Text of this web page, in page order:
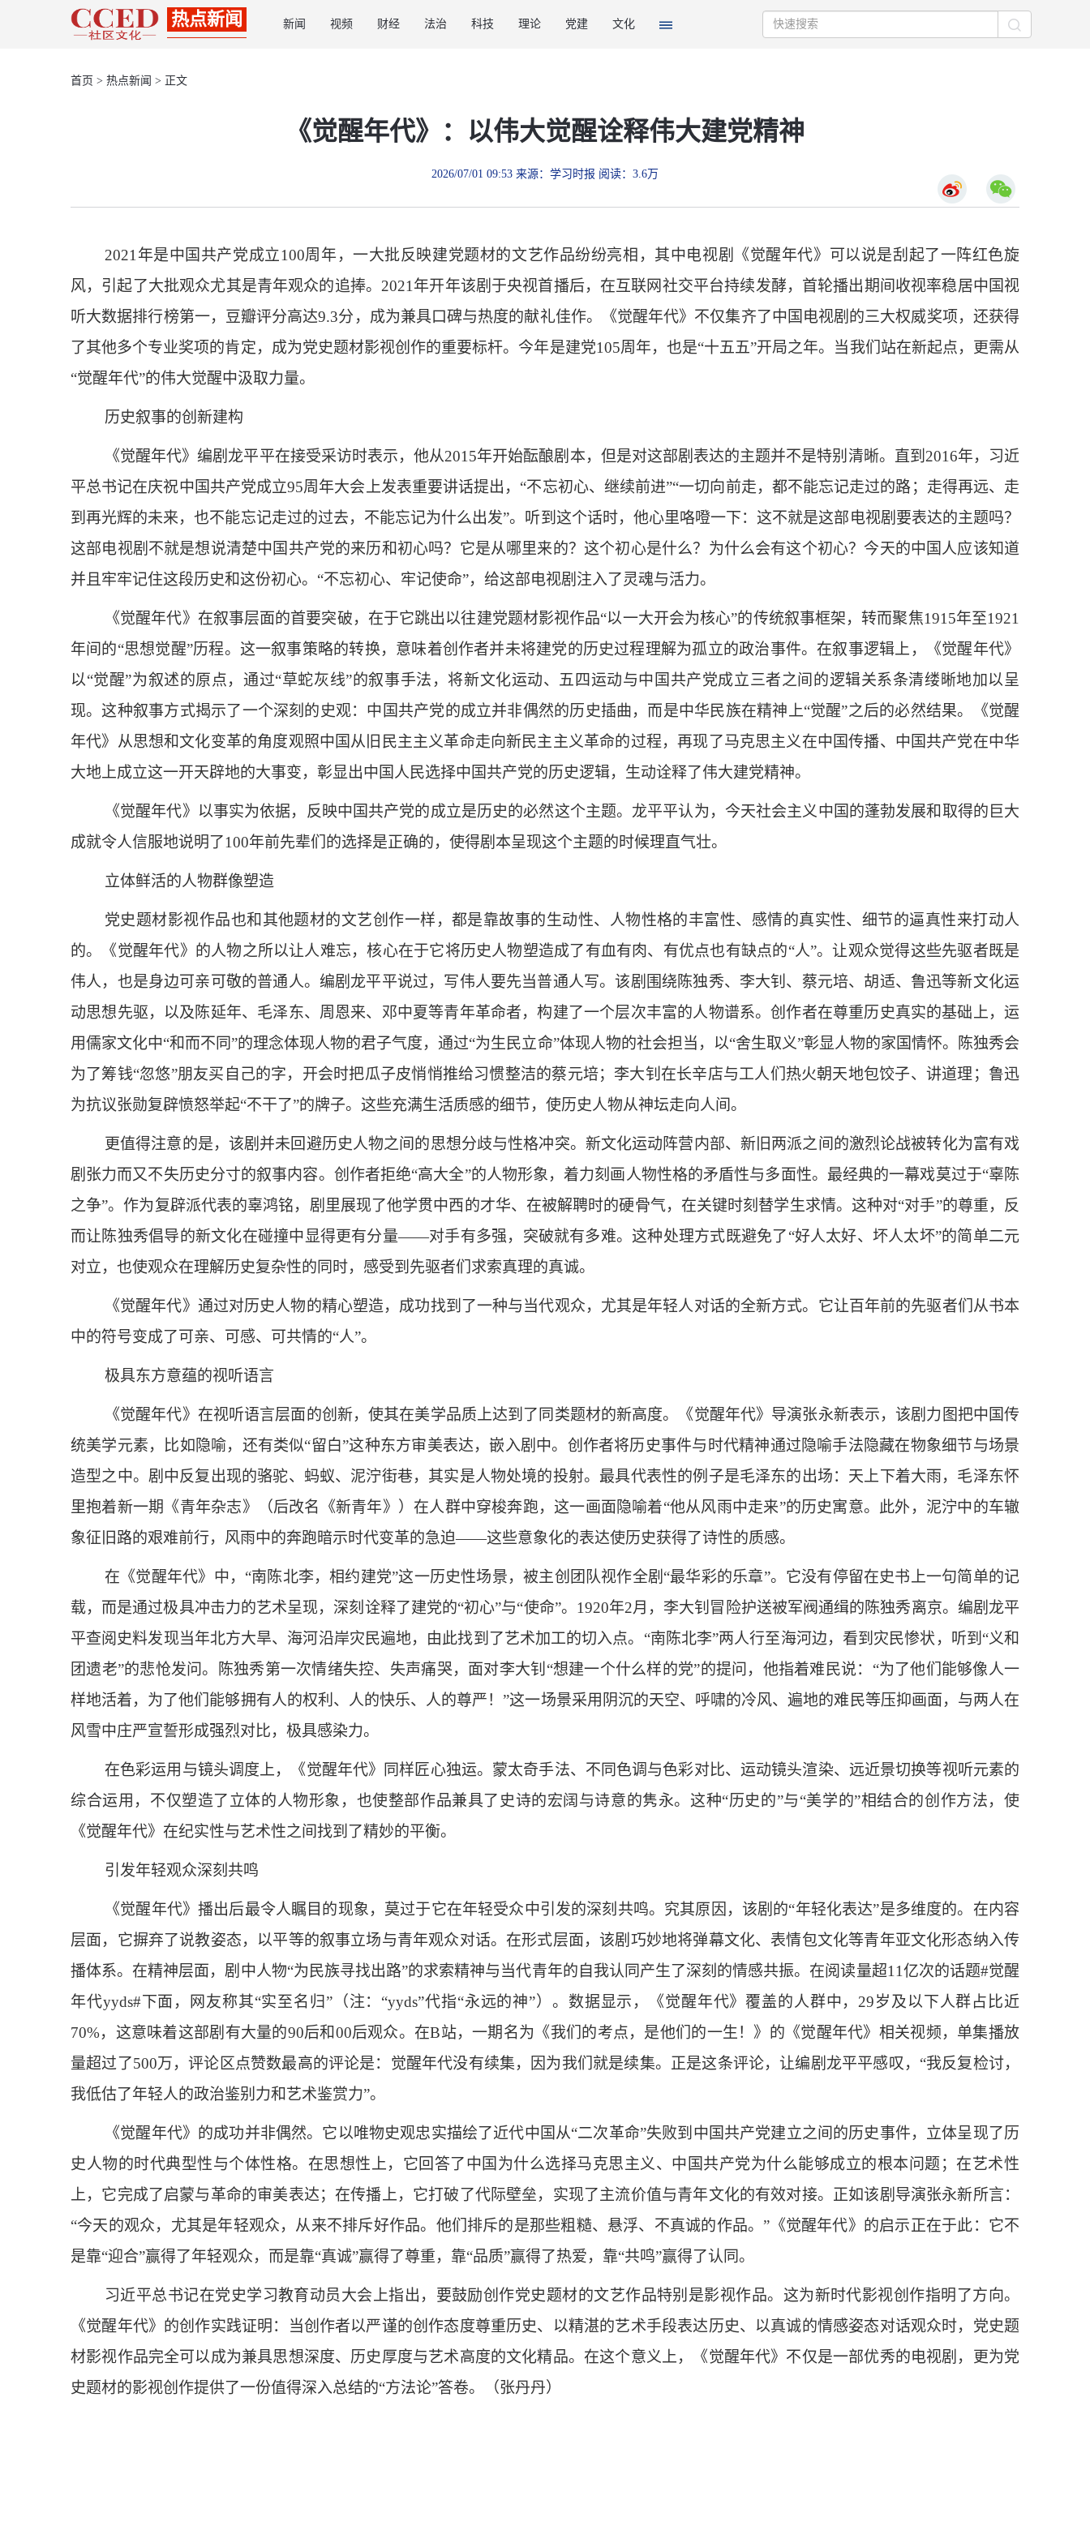
热点新闻 新闻 视频 财经 法治 科技 理论 党建 文化
首页 > 热点新闻 > 正文
《觉醒年代》：以伟大觉醒诠释伟大建党精神
2026/07/01 09:53 来源：学习时报 阅读：3.6万
2021年是中国共产党成立100周年，一大批反映建党题材的文艺作品纷纷亮相，其中电视剧《觉醒年代》可以说是刮起了一阵红色旋
风，引起了大批观众尤其是青年观众的追捧。2021年开年该剧于央视首播后，在互联网社交平台持续发酵，首轮播出期间收视率稳居中国视
听大数据排行榜第一，豆瓣评分高达9.3分，成为兼具口碑与热度的献礼佳作。《觉醒年代》不仅集齐了中国电视剧的三大权威奖项，还获得
了其他多个专业奖项的肯定，成为党史题材影视创作的重要标杆。今年是建党105周年，也是“十五五”开局之年。当我们站在新起点，更需从
“觉醒年代”的伟大觉醒中汲取力量。
历史叙事的创新建构
《觉醒年代》编剧龙平平在接受采访时表示，他从2015年开始酝酿剧本，但是对这部剧表达的主题并不是特别清晰。直到2016年，习近
平总书记在庆祝中国共产党成立95周年大会上发表重要讲话提出，“不忘初心、继续前进”“一切向前走，都不能忘记走过的路；走得再远、走
到再光辉的未来，也不能忘记走过的过去，不能忘记为什么出发”。听到这个话时，他心里咯噔一下：这不就是这部电视剧要表达的主题吗？
这部电视剧不就是想说清楚中国共产党的来历和初心吗？它是从哪里来的？这个初心是什么？为什么会有这个初心？今天的中国人应该知道
并且牢牢记住这段历史和这份初心。“不忘初心、牢记使命”，给这部电视剧注入了灵魂与活力。
《觉醒年代》在叙事层面的首要突破，在于它跳出以往建党题材影视作品“以一大开会为核心”的传统叙事框架，转而聚焦1915年至1921
年间的“思想觉醒”历程。这一叙事策略的转换，意味着创作者并未将建党的历史过程理解为孤立的政治事件。在叙事逻辑上，《觉醒年代》
以“觉醒”为叙述的原点，通过“草蛇灰线”的叙事手法，将新文化运动、五四运动与中国共产党成立三者之间的逻辑关系条清缕晰地加以呈
现。这种叙事方式揭示了一个深刻的史观：中国共产党的成立并非偶然的历史插曲，而是中华民族在精神上“觉醒”之后的必然结果。《觉醒
年代》从思想和文化变革的角度观照中国从旧民主主义革命走向新民主主义革命的过程，再现了马克思主义在中国传播、中国共产党在中华
大地上成立这一开天辟地的大事变，彰显出中国人民选择中国共产党的历史逻辑，生动诠释了伟大建党精神。
《觉醒年代》以事实为依据，反映中国共产党的成立是历史的必然这个主题。龙平平认为，今天社会主义中国的蓬勃发展和取得的巨大
成就令人信服地说明了100年前先辈们的选择是正确的，使得剧本呈现这个主题的时候理直气壮。
立体鲜活的人物群像塑造
党史题材影视作品也和其他题材的文艺创作一样，都是靠故事的生动性、人物性格的丰富性、感情的真实性、细节的逼真性来打动人
的。《觉醒年代》的人物之所以让人难忘，核心在于它将历史人物塑造成了有血有肉、有优点也有缺点的“人”。让观众觉得这些先驱者既是
伟人，也是身边可亲可敬的普通人。编剧龙平平说过，写伟人要先当普通人写。该剧围绕陈独秀、李大钊、蔡元培、胡适、鲁迅等新文化运
动思想先驱，以及陈延年、毛泽东、周恩来、邓中夏等青年革命者，构建了一个层次丰富的人物谱系。创作者在尊重历史真实的基础上，运
用儒家文化中“和而不同”的理念体现人物的君子气度，通过“为生民立命”体现人物的社会担当，以“舍生取义”彰显人物的家国情怀。陈独秀会
为了筹钱“忽悠”朋友买自己的字，开会时把瓜子皮悄悄推给习惯整洁的蔡元培；李大钊在长辛店与工人们热火朝天地包饺子、讲道理；鲁迅
为抗议张勋复辟愤怒举起“不干了”的牌子。这些充满生活质感的细节，使历史人物从神坛走向人间。
更值得注意的是，该剧并未回避历史人物之间的思想分歧与性格冲突。新文化运动阵营内部、新旧两派之间的激烈论战被转化为富有戏
剧张力而又不失历史分寸的叙事内容。创作者拒绝“高大全”的人物形象，着力刻画人物性格的矛盾性与多面性。最经典的一幕戏莫过于“辜陈
之争”。作为复辟派代表的辜鸿铭，剧里展现了他学贯中西的才华、在被解聘时的硬骨气，在关键时刻替学生求情。这种对“对手”的尊重，反
而让陈独秀倡导的新文化在碰撞中显得更有分量——对手有多强，突破就有多难。这种处理方式既避免了“好人太好、坏人太坏”的简单二元
对立，也使观众在理解历史复杂性的同时，感受到先驱者们求索真理的真诚。
《觉醒年代》通过对历史人物的精心塑造，成功找到了一种与当代观众，尤其是年轻人对话的全新方式。它让百年前的先驱者们从书本
中的符号变成了可亲、可感、可共情的“人”。
极具东方意蕴的视听语言
《觉醒年代》在视听语言层面的创新，使其在美学品质上达到了同类题材的新高度。《觉醒年代》导演张永新表示，该剧力图把中国传
统美学元素，比如隐喻，还有类似“留白”这种东方审美表达，嵌入剧中。创作者将历史事件与时代精神通过隐喻手法隐藏在物象细节与场景
造型之中。剧中反复出现的骆驼、蚂蚁、泥泞街巷，其实是人物处境的投射。最具代表性的例子是毛泽东的出场：天上下着大雨，毛泽东怀
里抱着新一期《青年杂志》（后改名《新青年》）在人群中穿梭奔跑，这一画面隐喻着“他从风雨中走来”的历史寓意。此外，泥泞中的车辙
象征旧路的艰难前行，风雨中的奔跑暗示时代变革的急迫——这些意象化的表达使历史获得了诗性的质感。
在《觉醒年代》中，“南陈北李，相约建党”这一历史性场景，被主创团队视作全剧“最华彩的乐章”。它没有停留在史书上一句简单的记
载，而是通过极具冲击力的艺术呈现，深刻诠释了建党的“初心”与“使命”。1920年2月，李大钊冒险护送被军阀通缉的陈独秀离京。编剧龙平
平查阅史料发现当年北方大旱、海河沿岸灾民遍地，由此找到了艺术加工的切入点。“南陈北李”两人行至海河边，看到灾民惨状，听到“义和
团遗老”的悲怆发问。陈独秀第一次情绪失控、失声痛哭，面对李大钊“想建一个什么样的党”的提问，他指着难民说：“为了他们能够像人一
样地活着，为了他们能够拥有人的权利、人的快乐、人的尊严！”这一场景采用阴沉的天空、呼啸的冷风、遍地的难民等压抑画面，与两人在
风雪中庄严宣誓形成强烈对比，极具感染力。
在色彩运用与镜头调度上，《觉醒年代》同样匠心独运。蒙太奇手法、不同色调与色彩对比、运动镜头渲染、远近景切换等视听元素的
综合运用，不仅塑造了立体的人物形象，也使整部作品兼具了史诗的宏阔与诗意的隽永。这种“历史的”与“美学的”相结合的创作方法，使
《觉醒年代》在纪实性与艺术性之间找到了精妙的平衡。
引发年轻观众深刻共鸣
《觉醒年代》播出后最令人瞩目的现象，莫过于它在年轻受众中引发的深刻共鸣。究其原因，该剧的“年轻化表达”是多维度的。在内容
层面，它摒弃了说教姿态，以平等的叙事立场与青年观众对话。在形式层面，该剧巧妙地将弹幕文化、表情包文化等青年亚文化形态纳入传
播体系。在精神层面，剧中人物“为民族寻找出路”的求索精神与当代青年的自我认同产生了深刻的情感共振。在阅读量超11亿次的话题#觉醒
年代yyds#下面，网友称其“实至名归”（注：“yyds”代指“永远的神”）。数据显示，《觉醒年代》覆盖的人群中，29岁及以下人群占比近
70%，这意味着这部剧有大量的90后和00后观众。在B站，一期名为《我们的考点，是他们的一生！》的《觉醒年代》相关视频，单集播放
量超过了500万，评论区点赞数最高的评论是：觉醒年代没有续集，因为我们就是续集。正是这条评论，让编剧龙平平感叹，“我反复检讨，
我低估了年轻人的政治鉴别力和艺术鉴赏力”。
《觉醒年代》的成功并非偶然。它以唯物史观忠实描绘了近代中国从“二次革命”失败到中国共产党建立之间的历史事件，立体呈现了历
史人物的时代典型性与个体性格。在思想性上，它回答了中国为什么选择马克思主义、中国共产党为什么能够成立的根本问题；在艺术性
上，它完成了启蒙与革命的审美表达；在传播上，它打破了代际壁垒，实现了主流价值与青年文化的有效对接。正如该剧导演张永新所言：
“今天的观众，尤其是年轻观众，从来不排斥好作品。他们排斥的是那些粗糙、悬浮、不真诚的作品。”《觉醒年代》的启示正在于此：它不
是靠“迎合”赢得了年轻观众，而是靠“真诚”赢得了尊重，靠“品质”赢得了热爱，靠“共鸣”赢得了认同。
习近平总书记在党史学习教育动员大会上指出，要鼓励创作党史题材的文艺作品特别是影视作品。这为新时代影视创作指明了方向。
《觉醒年代》的创作实践证明：当创作者以严谨的创作态度尊重历史、以精湛的艺术手段表达历史、以真诚的情感姿态对话观众时，党史题
材影视作品完全可以成为兼具思想深度、历史厚度与艺术高度的文化精品。在这个意义上，《觉醒年代》不仅是一部优秀的电视剧，更为党
史题材的影视创作提供了一份值得深入总结的“方法论”答卷。（张丹丹）